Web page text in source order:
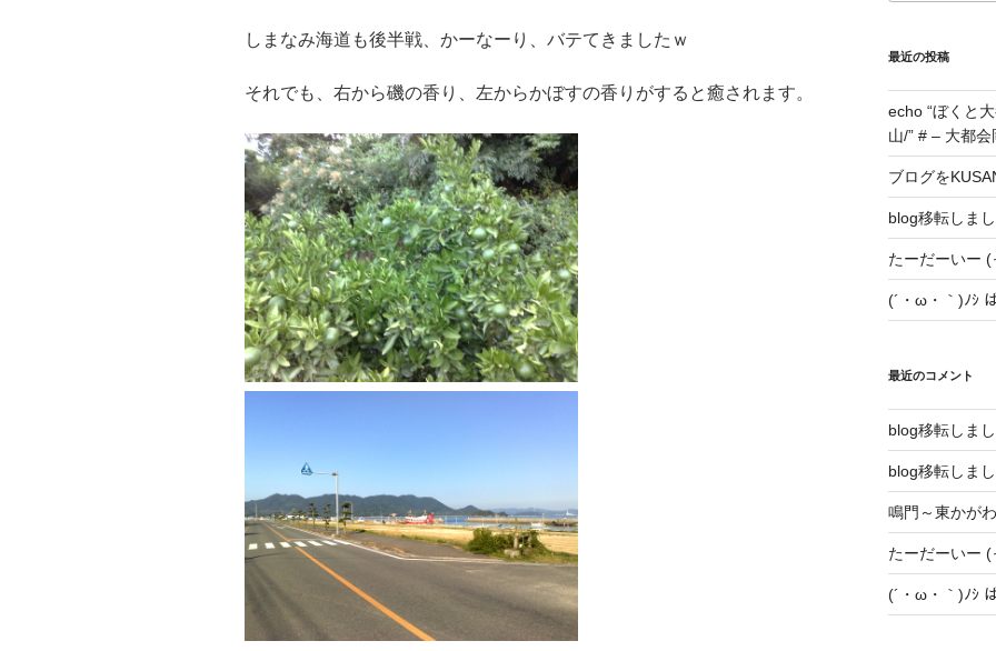
しまなみ海道も後半戦、かーなーり、バテてきましたｗ
それでも、右から磯の香り、左からかぼすの香りがすると癒されます。
最近の投稿
echo “ぼくと
山/” # – 大都
ブログを
blog移転しま
たーだーいー (
(´・ω・｀)ﾉｼ
最近のコメント
blog移転しま
blog移転しま
鳴門～東かがわ
たーだーいー (
(´・ω・｀)ﾉｼ